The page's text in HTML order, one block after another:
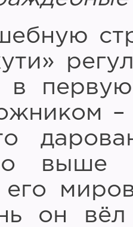
в
–
выше
его
он вёл